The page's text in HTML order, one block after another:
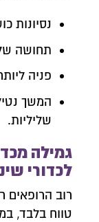
נסיונות
תחושה
פניה
המשך
שליליות.
גמילה
לכדורי
רוב הרופאים
טווח בלבד,